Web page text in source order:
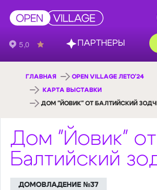
КУПИТЬ
ГЛАВНАЯ OPEN VILLAGE ЛЕТО'24
КАРТА ВЫСТАВКИ
ДОМ "ЙОВИК" ОТ БАЛТИЙСКИЙ
Дом "Йовик" от
Балтийский
ДОМОВЛАДЕНИЕ №37